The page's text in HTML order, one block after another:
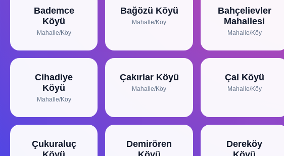
Bademce
Köyü
Mahalle/Köy
Bağözü Köyü
Mahalle/Köy
Bahçelievler
Mahallesi
Mahalle/Köy
Cihadiye
Köyü
Mahalle/Köy
Çakırlar Köyü
Mahalle/Köy
Çal Köyü
Mahalle/Köy
Çukuraluç
Demirören
Dereköy